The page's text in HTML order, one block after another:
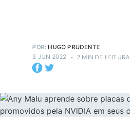
POR: HUGO PRUDENTE
3 JUN 2022 • 2 MIN DE LEITURA